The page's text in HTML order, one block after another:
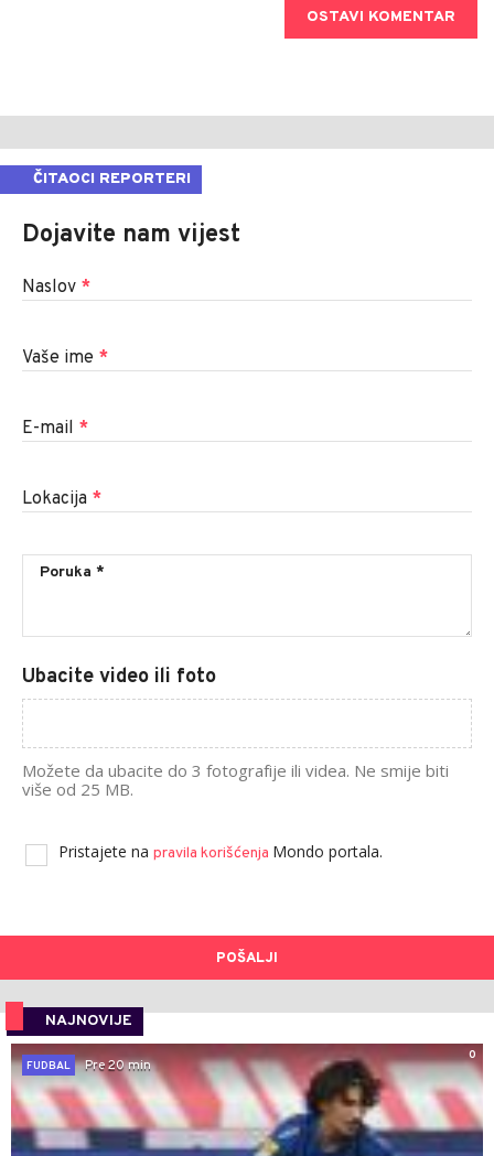
OSTAVI KOMENTAR
ČITAOCI REPORTERI
Dojavite nam vijest
Naslov *
Vaše ime *
E-mail *
Lokacija *
Ubacite video ili foto
Možete da ubacite do 3 fotografije ili videa. Ne smije biti
više od 25 MB.
Pristajete na pravila korišćenja Mondo portala.
POŠALJI
NAJNOVIJE
0
FUDBAL
Pre 20 min